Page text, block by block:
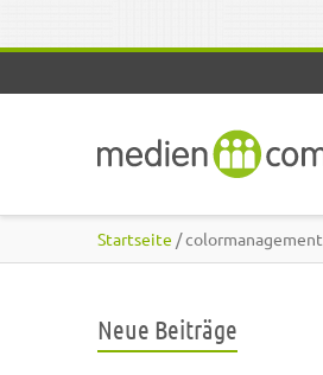
Startseite / colormanagement
Neue Beiträge